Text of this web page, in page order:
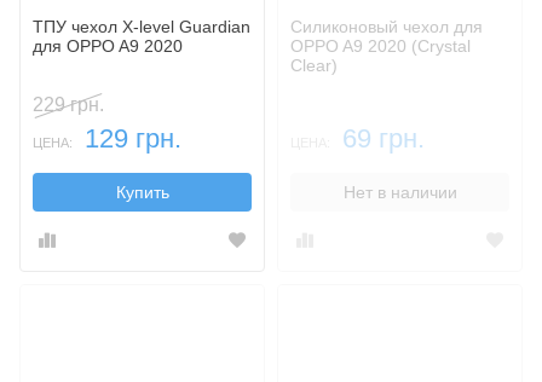
ТПУ чехол X-level Guardiаn
для OPPO A9 2020
229 грн.
ЦЕНА: 129 грн.
Купить
Силиконовый чехол для
OPPO A9 2020 (Crystal
Clear)
69 грн.
Нет в наличии